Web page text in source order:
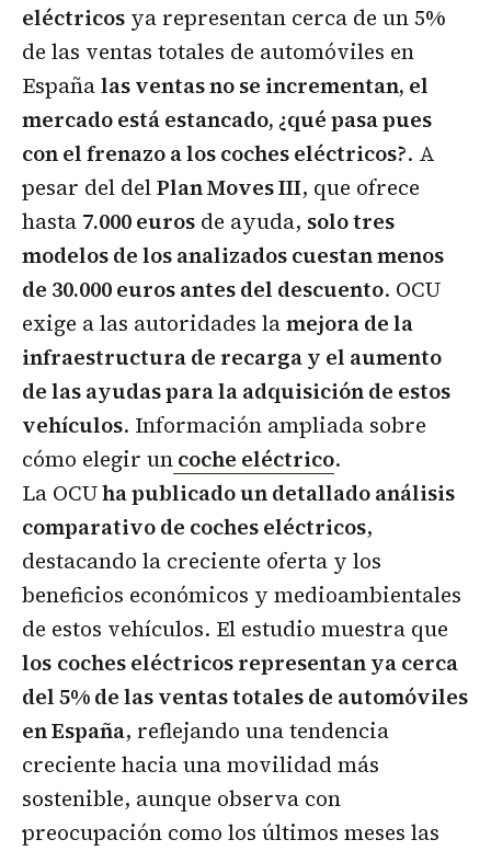
eléctricos ya representan cerca de un 5%
de las ventas totales de automóviles en
Españalas ventas no se incrementan, el
mercado está estancado, ¿qué pasa pues
con el frenazo a los coches eléctricos?. A
pesar del delPlan Moves III, que ofrece
hasta 7.000 euros de ayuda, solo tres
modelos de los analizados cuestan menos
de 30.000 euros antes del descuento. OCU
exige a las autoridades lamejora de la
infraestructura de recarga y el aumento
de las ayudas para la adquisición de estos
vehículos. Información ampliada sobre
cómo elegir uncoche eléctrico.
La OCUha publicado un detallado análisis
comparativo de coches eléctricos,
destacando la creciente oferta y los
beneficios económicos y medioambientales
de estos vehículos. El estudio muestra que
los coches eléctricos representan ya cerca
del 5% de las ventas totales de automóviles
en España, reflejando una tendencia
creciente hacia una movilidad más
sostenible, aunque observa con
preocupación como los últimos meses las